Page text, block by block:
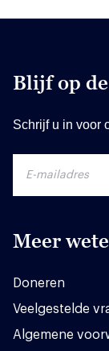
Blijf op
Schrijf u in voor
Meer
Doneren
Veelgestelde
Algemene